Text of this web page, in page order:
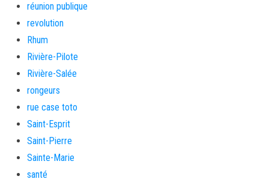
réunion publique
revolution
Rhum
Rivière-Pilote
Rivière-Salée
rongeurs
rue case toto
Saint-Esprit
Saint-Pierre
Sainte-Marie
santé